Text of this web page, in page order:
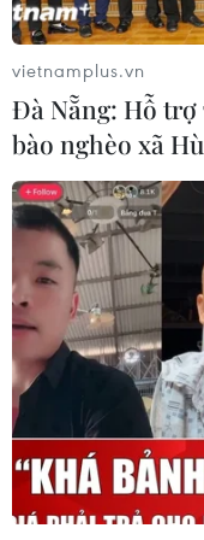
24/07/2026 05:44
Mỹ thu hồi gần
nguy cơ nhiễm
24/07/2026 05:34
Venezuela ghi
virus Hanta
22/07/2026 06:57
Sản phụ ở
cùng trứng theo
nhiên
vietnamplus.vn
Đà Nẵng: Hỗ
bào nghèo xã